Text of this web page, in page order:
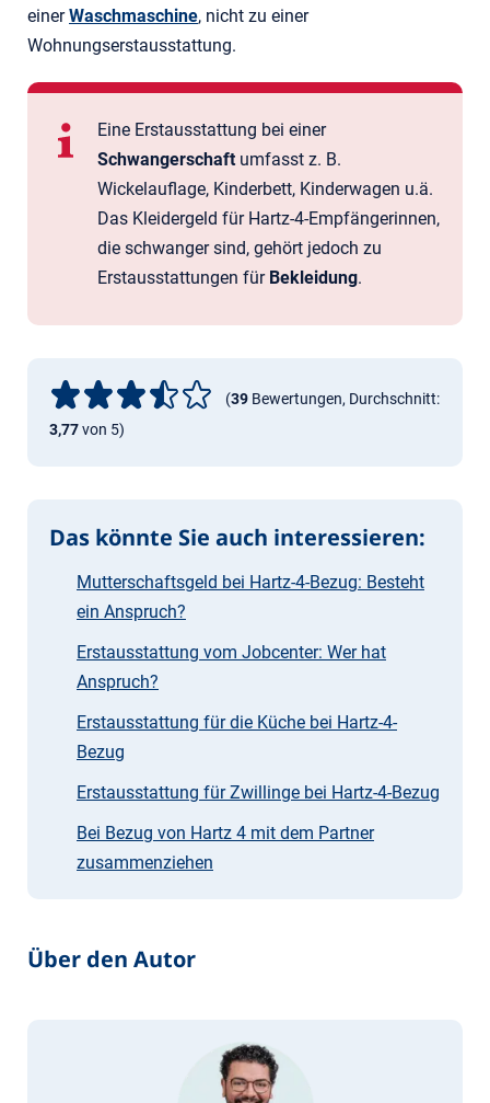
einerWaschmaschine, nicht zu einer
Wohnungserstausstattung.
Eine Erstausstattung bei einer
Schwangerschaftumfasst z. B.
Wickelauflage, Kinderbett, Kinderwagen u.ä.
Das Kleidergeld für Hartz-4-Empfängerinnen,
die schwanger sind, gehört jedoch zu
Erstausstattungen für Bekleidung.
(39 Bewertungen, Durchschnitt:
3,77von 5)
Das könnte Sie auch interessieren:
Mutterschaftsgeld bei Hartz-4-Bezug: Besteht
ein Anspruch?
Erstausstattung vom Jobcenter: Wer hat
Anspruch?
Erstausstattung für die Küche bei Hartz-4-
Bezug
Erstausstattung für Zwillinge bei Hartz-4-Bezug
Bei Bezug von Hartz 4 mit dem Partner
zusammenziehen
Über den Autor